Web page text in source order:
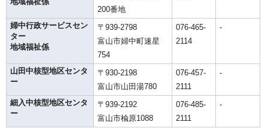
200番地
婦中行政サービスセン
ター
地域福祉係
〒939-2798
富山市婦中町速星
754
076-465-
2114
-
山田中核型地区センタ
ー
〒930-2198
富山市山田湯780
076-457-
2111
-
細入中核型地区センタ
ー
〒939-2192
富山市楡原1088
076-485-
2111
-